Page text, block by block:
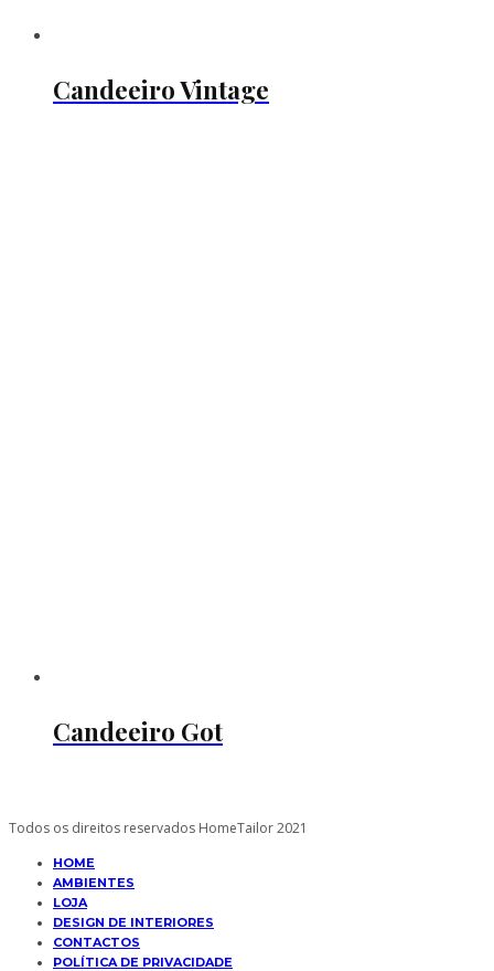
Candeeiro Vintage
Candeeiro Got
Todos os direitos reservados HomeTailor 2021
HOME
AMBIENTES
LOJA
DESIGN DE INTERIORES
CONTACTOS
POLÍTICA DE PRIVACIDADE